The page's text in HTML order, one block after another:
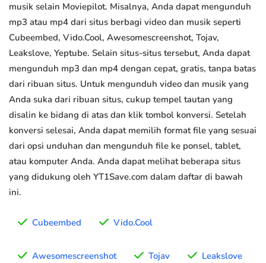
musik selain Moviepilot. Misalnya, Anda dapat mengunduh
mp3 atau mp4 dari situs berbagi video dan musik seperti
Cubeembed, Vido.Cool, Awesomescreenshot, Tojav,
Leakslove, Yeptube. Selain situs-situs tersebut, Anda dapat
mengunduh mp3 dan mp4 dengan cepat, gratis, tanpa batas
dari ribuan situs. Untuk mengunduh video dan musik yang
Anda suka dari ribuan situs, cukup tempel tautan yang
disalin ke bidang di atas dan klik tombol konversi. Setelah
konversi selesai, Anda dapat memilih format file yang sesuai
dari opsi unduhan dan mengunduh file ke ponsel, tablet,
atau komputer Anda. Anda dapat melihat beberapa situs
yang didukung oleh YT1Save.com dalam daftar di bawah
ini.
Cubeembed Vido.Cool
Awesomescreenshot Tojav Leakslove